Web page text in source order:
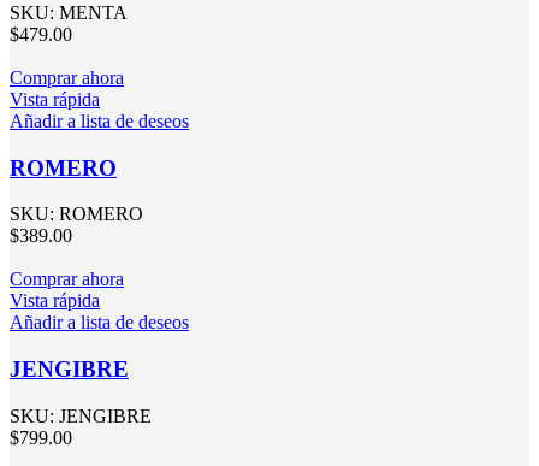
SKU: MENTA
$479.00
Comprar ahora
Vista rápida
Añadir a lista de deseos
ROMERO
SKU: ROMERO
$389.00
Comprar ahora
Vista rápida
Añadir a lista de deseos
JENGIBRE
SKU: JENGIBRE
$799.00